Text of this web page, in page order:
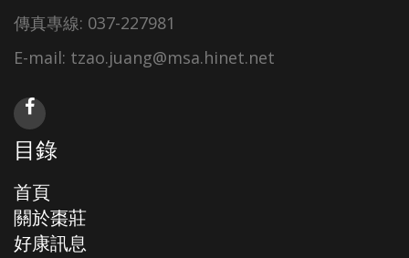
傳真專線: 037-227981
E-mail: tzao.juang@msa.hinet.net
目錄
首頁
關於棗莊
好康訊息